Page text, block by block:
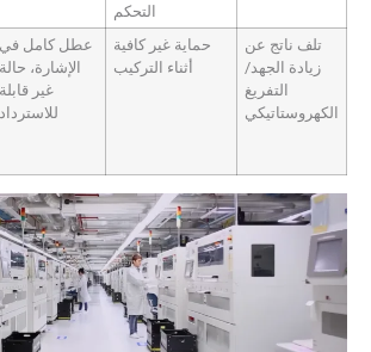
التحكم
تلف ناتج عن
زيادة الجهد/
التفريغ
الكهروستاتيكي
حماية غير كافية
أثناء التركيب
عطل كامل في
الإشارة، حالة
غير قابلة
للاسترداد